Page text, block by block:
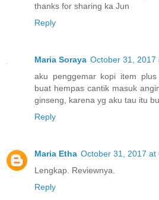
thanks for sharing ka Jun
Reply
Maria Soraya October 31, 2017
aku penggemar kopi item
buat hempas cantik masuk
ginseng, karena yg aku tau itu
Reply
Maria Etha October 31, 2017 at
Lengkap. Reviewnya.
Reply